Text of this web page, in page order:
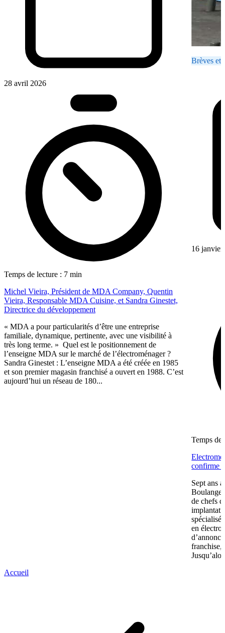
28 avril 2026
Temps de lecture : 7 min
Michel Vieira, Président de MDA Company, Quentin
Vieira, Responsable MDA Cuisine, et Sandra Ginestet,
Directrice du développement
« MDA a pour particularités d’être une entreprise
familiale, dynamique, pertinente, avec une visibilité à
très long terme. » Quel est le positionnement de
l’enseigne MDA sur le marché de l’électroménager ?
Sandra Ginestet : L’enseigne MDA a été créée en 1985
et son premier magasin franchisé a ouvert en 1988. C’est
aujourd’hui un réseau de 180...
Brèves et
16 janvier
Temps de
confirme
Sept ans
de chefs
spécialisé
en
franchise,
Accueil